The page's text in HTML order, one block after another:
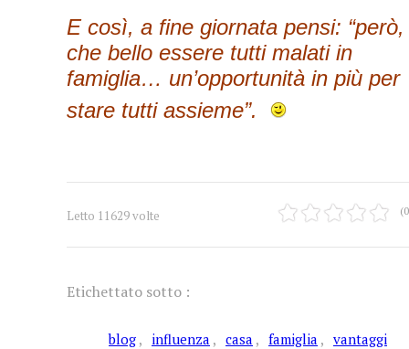
E così, a fine giornata pensi: “però,
che bello essere tutti malati in
famiglia… un’opportunità in più per
stare tutti assieme”.
Letto 11629 volte
Etichettato sotto :
blog influenza casa famiglia vantaggi